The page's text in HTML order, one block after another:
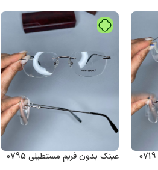
عینک بدون فریم مستطیلی 0795